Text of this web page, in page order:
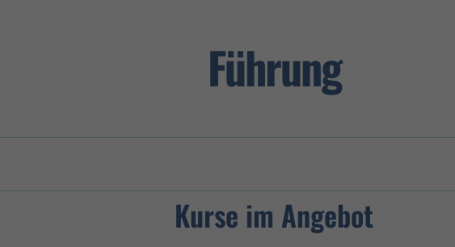
SicherheitFührung
Kurse im Angebot